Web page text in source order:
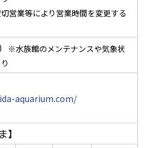
営業等により営業時間を変更する
※水族館のメンテナンスや気象状
aquarium.com/
】